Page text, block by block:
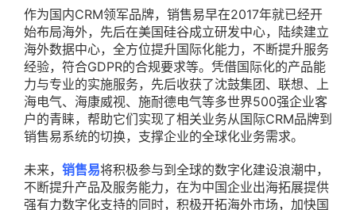
作为国内CRM领军品牌，销售易早在2017年就已经开
始布局海外，先后在美国硅谷成立研发中心，陆续建立
海外数据中心，全方位提升国际化能力，不断提升服务
经验，符合GDPR的合规要求等。凭借国际化的产品能
力与专业的实施服务，先后收获了沈鼓集团、联想、上
海电气、海康威视、施耐德电气等多世界500强企业客
户的青睐，帮助它们实现了相关业务从国际CRM品牌到
销售易系统的切换，支撑企业的全球化业务需求。
未来， 销售易将积极参与到全球的数字化建设浪潮中，
不断提升产品及服务能力，在为中国企业出海拓展提供
强有力数字化支持的同时，积极开拓海外市场，加快国